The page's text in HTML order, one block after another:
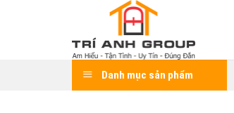
Danh mục sản phẩm